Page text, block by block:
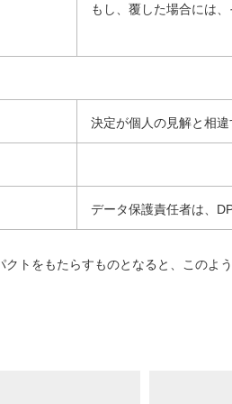
もし、覆した場合には
決定が個人の見解と相
データ保護責任者は、
トをもたらすものとなると、このよ